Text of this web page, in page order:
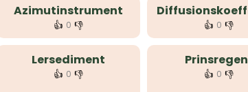
Azimutinstrument
👍 0 👎 👍 0 👎
Lersediment
👍 0 👎 👍 0 👎